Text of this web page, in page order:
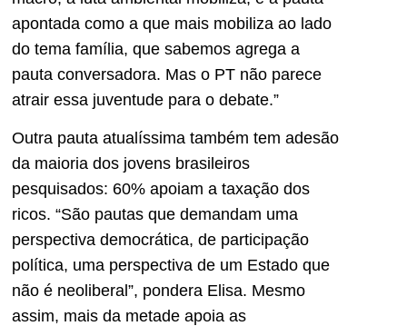
apontada como a que mais mobiliza ao lado
do tema família, que sabemos agrega a
pauta conversadora. Mas o PT não parece
atrair essa juventude para o debate.”
Outra pauta atualíssima também tem adesão
da maioria dos jovens brasileiros
pesquisados: 60% apoiam a taxação dos
ricos. “São pautas que demandam uma
perspectiva democrática, de participação
política, uma perspectiva de um Estado que
não é neoliberal”, pondera Elisa. Mesmo
assim, mais da metade apoia as